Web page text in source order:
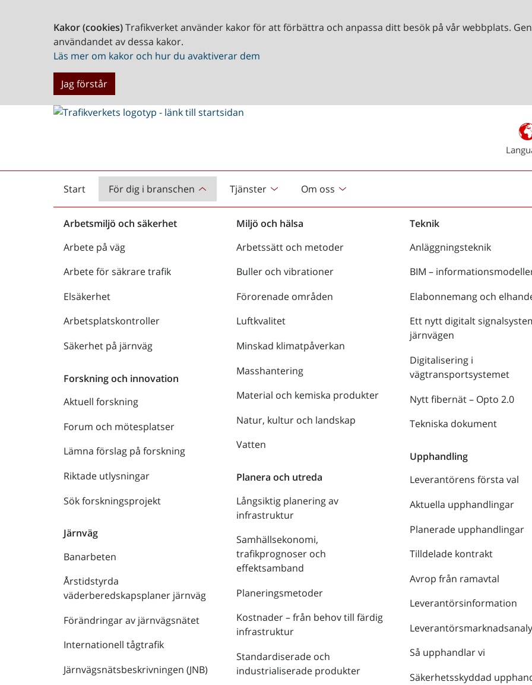
Kakor (cookies)Trafikverket använder kakor för att förbättra och anpassa ditt besök på vår webbplats.
användandet av dessa kakor.
Läs mer om kakor och hur du avaktiverar dem
Jag förstår
Start
Startsida För dig i branschen Tjänster Om oss
Arbetsmiljö och säkerhet
Arbete på väg
Arbete för säkrare trafik
Elsäkerhet
Arbetsplatskontroller
Säkerhet på järnväg
Forskning och innovation
Aktuell forskning
Forum och mötesplatser
Lämna förslag på forskning
Riktade utlysningar
Sök forskningsprojekt
Järnväg
Banarbeten
Årstidstyrda
väderberedskapsplaner järnväg
Förändringar av järnvägsnätet
Internationell tågtrafik
Järnvägsnätsbeskrivningen (JNB)
Miljö och hälsa
Arbetssätt och metoder
Buller och vibrationer
Förorenade områden
Luftkvalitet
Minskad klimatpåverkan
Masshantering
Material och kemiska produkter
Natur, kultur och landskap
Vatten
Planera och utreda
Långsiktig planering av
infrastruktur
Samhällsekonomi,
trafikprognoser och
effektsamband
Planeringsmetoder
Kostnader – från behov till färdig
infrastruktur
Standardiserade och
industrialiserade produkter
Teknik
Anläggningsteknik
BIM –
Elabonnemang och
Ett nytt digitalt
järnvägen
Digitalisering i
vägtransportsystemet
Nytt fibernät – Opto 2.0
Tekniska dokument
Upphandling
Leverantörens första val
Aktuella upphandlingar
Planerade upphandlingar
Tilldelade kontrakt
Avrop från ramavtal
Leverantörsinformation
Så upphandlar vi
Säkerhetsskyddad